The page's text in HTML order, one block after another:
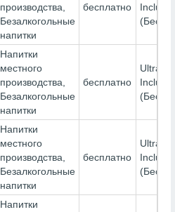
производства,
Безалкогольные
напитки
бесплатно
Напитки
местного
производства,
Безалкогольные
напитки
бесплатно
Ultra All
Напитки
местного
производства,
Безалкогольные
напитки
бесплатно
Ultra All
Напитки